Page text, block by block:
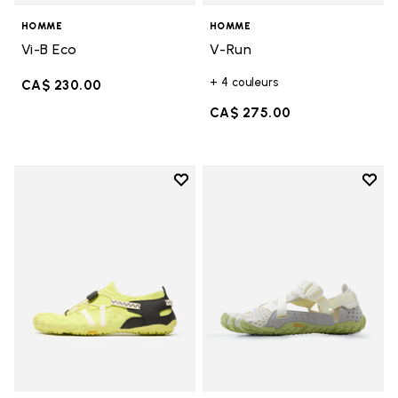
HOMME
Vi-B Eco
CA$ 230.00
HOMME
V-Run
+ 4 couleurs
CA$ 275.00
Add to wishlist
Add